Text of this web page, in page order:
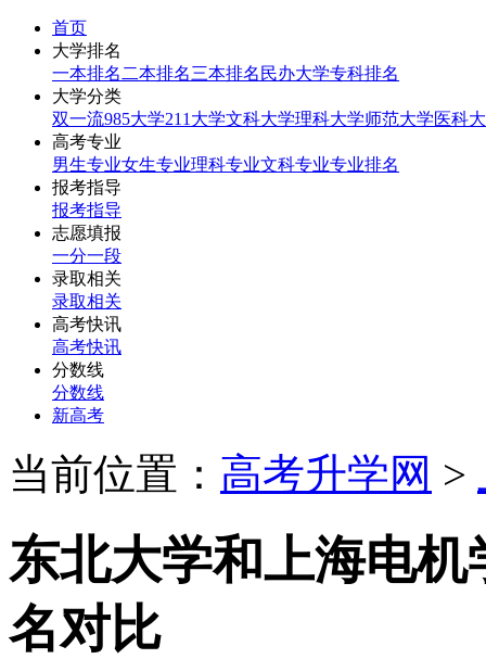
首页
大学排名
一本排名 二本排名三本排名 民办大学专科排名
大学分类
双一流985大学211大学文科大学理科大学师范大学医科
高考专业
男生专业女生专业理科专业文科专业专业排名
报考指导
报考指导
志愿填报
一分一段
录取相关
录取相关
高考快讯
高考快讯
分数线
分数线
新高考
当前位置： 高考升学网 >
东北大学和上海电机
名对比